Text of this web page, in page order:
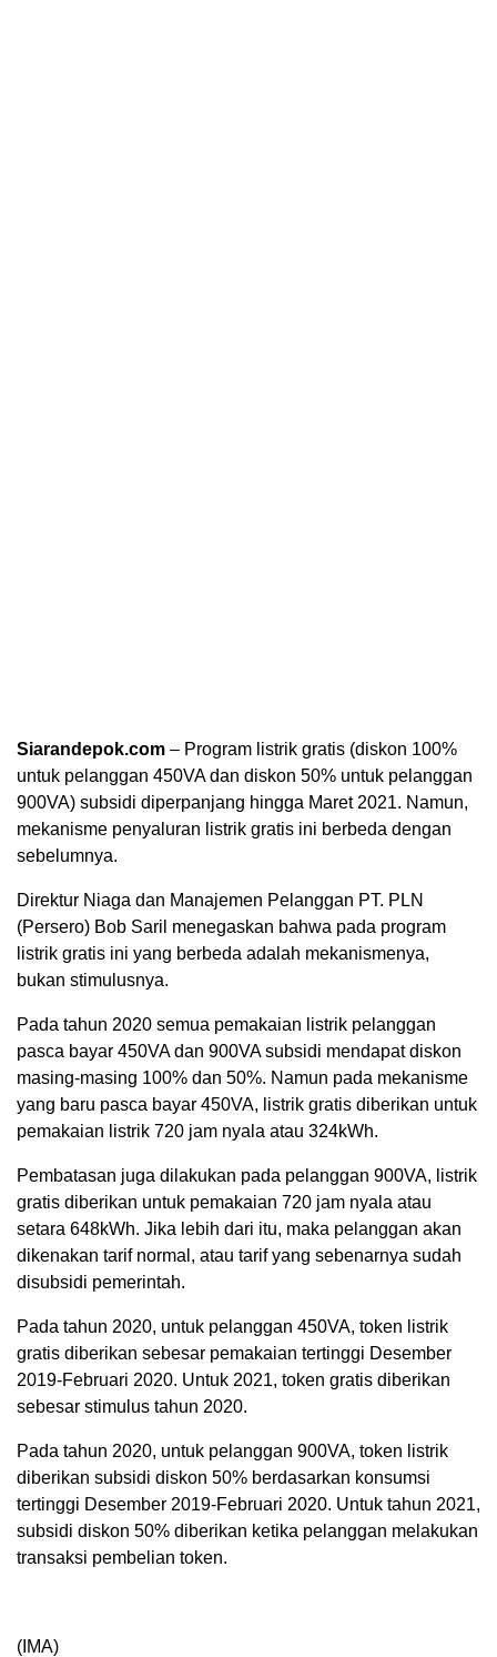
Siarandepok.com – Program listrik gratis (diskon 100%
untuk pelanggan 450VA dan diskon 50% untuk pelanggan
900VA) subsidi diperpanjang hingga Maret 2021. Namun,
mekanisme penyaluran listrik gratis ini berbeda dengan
sebelumnya.
Direktur Niaga dan Manajemen Pelanggan PT. PLN
(Persero) Bob Saril menegaskan bahwa pada program
listrik gratis ini yang berbeda adalah mekanismenya,
bukan stimulusnya.
Pada tahun 2020 semua pemakaian listrik pelanggan
pasca bayar 450VA dan 900VA subsidi mendapat diskon
masing-masing 100% dan 50%. Namun pada mekanisme
yang baru pasca bayar 450VA, listrik gratis diberikan untuk
pemakaian listrik 720 jam nyala atau 324kWh.
Pembatasan juga dilakukan pada pelanggan 900VA, listrik
gratis diberikan untuk pemakaian 720 jam nyala atau
setara 648kWh. Jika lebih dari itu, maka pelanggan akan
dikenakan tarif normal, atau tarif yang sebenarnya sudah
disubsidi pemerintah.
Pada tahun 2020, untuk pelanggan 450VA, token listrik
gratis diberikan sebesar pemakaian tertinggi Desember
2019-Februari 2020. Untuk 2021, token gratis diberikan
sebesar stimulus tahun 2020.
Pada tahun 2020, untuk pelanggan 900VA, token listrik
diberikan subsidi diskon 50% berdasarkan konsumsi
tertinggi Desember 2019-Februari 2020. Untuk tahun 2021,
subsidi diskon 50% diberikan ketika pelanggan melakukan
transaksi pembelian token.
(IMA)